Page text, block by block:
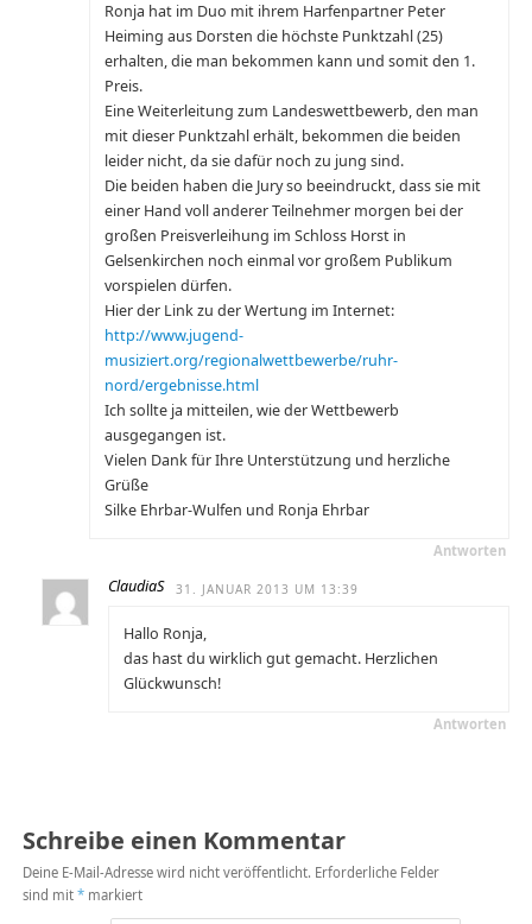
Ronja hat im Duo mit ihrem Harfenpartner Peter
Heiming aus Dorsten die höchste Punktzahl (25)
erhalten, die man bekommen kann und somit den 1.
Preis.
Eine Weiterleitung zum Landeswettbewerb, den man
mit dieser Punktzahl erhält, bekommen die beiden
leider nicht, da sie dafür noch zu jung sind.
Die beiden haben die Jury so beeindruckt, dass sie mit
einer Hand voll anderer Teilnehmer morgen bei der
großen Preisverleihung im Schloss Horst in
Gelsenkirchen noch einmal vor großem Publikum
vorspielen dürfen.
Hier der Link zu der Wertung im Internet:
http://www.jugend-
musiziert.org/regionalwettbewerbe/ruhr-
nord/ergebnisse.html
Ich sollte ja mitteilen, wie der Wettbewerb
ausgegangen ist.
Vielen Dank für Ihre Unterstützung und herzliche
Grüße
Silke Ehrbar-Wulfen und Ronja Ehrbar
Antworten
ClaudiaS 31. JANUAR 2013 UM 13:39
Hallo Ronja,
das hast du wirklich gut gemacht. Herzlichen
Glückwunsch!
Antworten
Schreibe einen Kommentar
Deine E-Mail-Adresse wird nicht veröffentlicht. Erforderliche Felder
sind mit *markiert